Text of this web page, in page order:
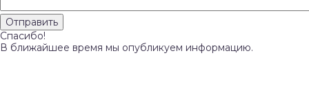
Спасибо!
В ближайшее время мы опубликуем информацию.